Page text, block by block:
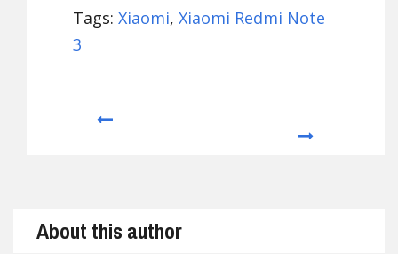
Tags:Xiaomi,Xiaomi Redmi Note
3
About this author